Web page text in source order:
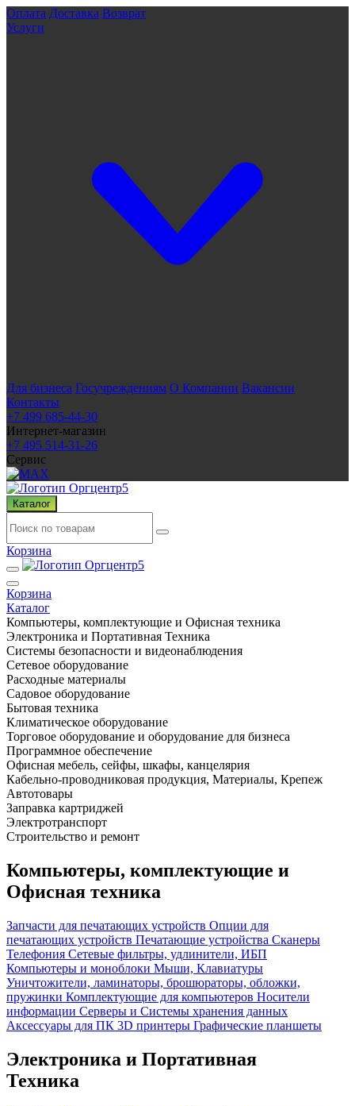
Оплата Доставка Возврат
Услуги
Для бизнеса Госучреждениям О Компании Вакансии
Контакты
+7 499 685-44-30
Интернет-магазин
+7 495 514-31-26
Сервис
Каталог
Корзина
Корзина
Каталог
Компьютеры, комплектующие и Офисная техника
Электроника и Портативная Техника
Системы безопасности и видеонаблюдения
Сетевое оборудование
Расходные материалы
Садовое оборудование
Бытовая техника
Климатическое оборудование
Торговое оборудование и оборудование для бизнеса
Программное обеспечение
Офисная мебель, сейфы, шкафы, канцелярия
Кабельно-проводниковая продукция, Материалы, Крепеж
Автотовары
Заправка картриджей
Электротранспорт
Строительство и ремонт
Компьютеры, комплектующие и
Офисная техника
Запчасти для печатающих устройств Опции для
печатающих устройств Печатающие устройства Сканеры
Телефония Сетевые фильтры, удлинители, ИБП
Компьютеры и моноблоки Мыши, Клавиатуры
Уничтожители, ламинаторы, брошюраторы, обложки,
пружинки Комплектующие для компьютеров Носители
информации Серверы и Системы хранения данных
Аксессуары для ПК 3D принтеры Графические планшеты
Электроника и Портативная
Техника